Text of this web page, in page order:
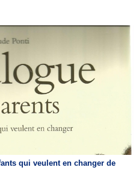
qui veulent en changer de